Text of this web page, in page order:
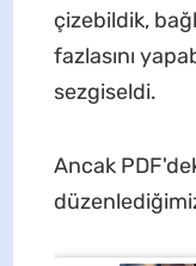
çizebildik,
fazlasını
sezgiseldi.
Ancak